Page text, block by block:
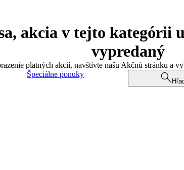
akcia v tejto kategórii
vypredaný
platných akcií, navštívte našu Akčnú stránku a
Špeciálne ponuky